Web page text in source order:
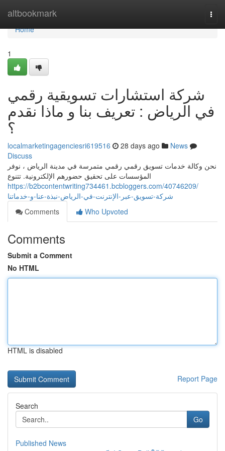
altbookmark
Home
Home
1
شركة استشارات تسويقية رقمي
في الرياض : تعريف بنا و ماذا نقدم
؟
localmarketingagenciesri619516 28 days ago
News
Discuss
نحن وكالة خدمات تسويق رقمي رقمي متمرسة في مدينة الرياض ، نوفر
المؤسسات على تحقيق حضورهم الإلكترونية. تتنوع
https://b2bcontentwriting734461.bcbloggers.com/40746209/
شركة-تسويق-عبر-الإنترنت-في-الرياض-نبذة-عنا-و-خدماتنا
Comments
Who Upvoted
Comments
Submit a Comment
No HTML
HTML is disabled
Report Page
Search
Go
Published News